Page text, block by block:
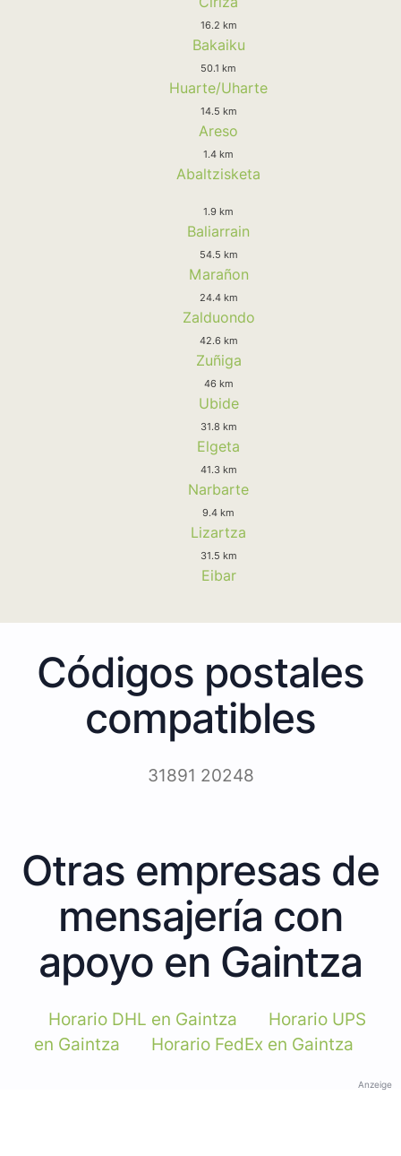
16.2 km
Bakaiku
50.1 km
Huarte/Uharte
14.5 km
Areso
1.4 km
Abaltzisketa
1.9 km
Baliarrain
54.5 km
Marañon
24.4 km
Zalduondo
42.6 km
Zuñiga
46 km
Ubide
31.8 km
Elgeta
41.3 km
Narbarte
9.4 km
Lizartza
31.5 km
Eibar
Códigos postales
compatibles
31891 20248
Otras empresas de
mensajería con
apoyo en Gaintza
Horario DHL en Gaintza
Horario UPS
en Gaintza
Horario FedEx en Gaintza
Anzeige